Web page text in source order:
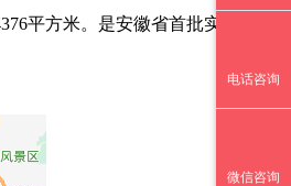
平方米。是安徽省首批实行
电话咨询
微信咨询